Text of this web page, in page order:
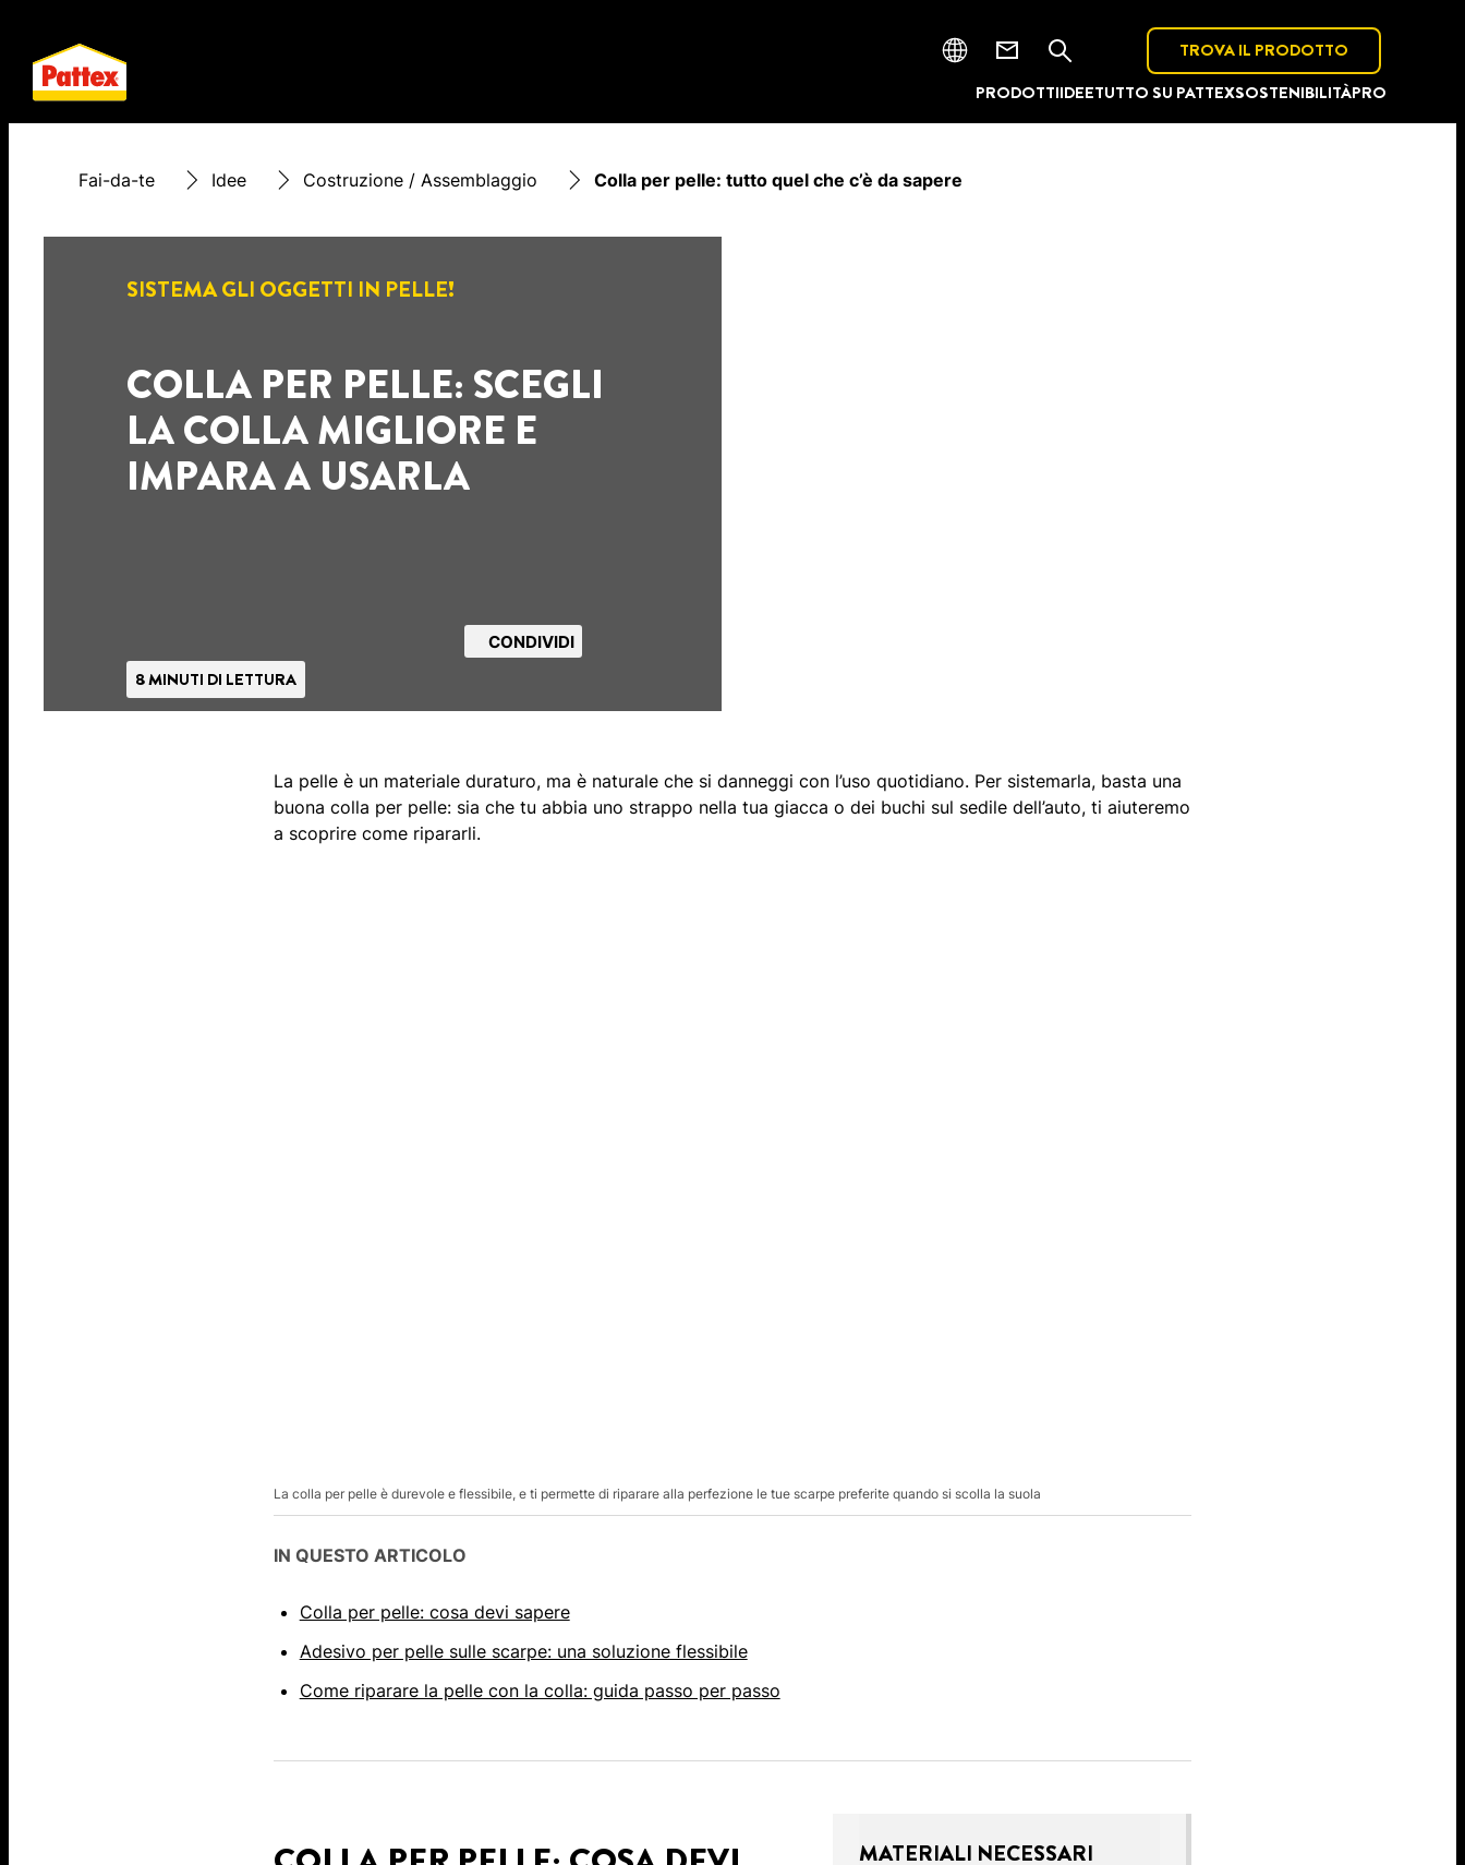
PRODOTTIIDEETUTTO SU PATTEXSOSTENIBILITÀPRO
TROVA IL PRODOTTO
Fai-da-te Idee Costruzione / Assemblaggio Colla per pelle: tutto quel che c’è da sapere
SISTEMA GLI OGGETTI IN PELLE!
COLLA PER PELLE: SCEGLI
LA COLLA MIGLIORE E
IMPARA A USARLA
8 MINUTI DI LETTURA
CONDIVIDI
La pelle è un materiale duraturo, ma è naturale che si danneggi con l’uso quotidiano. Per sistemarla, basta una
buona colla per pelle: sia che tu abbia uno strappo nella tua giacca o dei buchi sul sedile dell’auto, ti aiuteremo
a scoprire come ripararli.
La colla per pelle è durevole e flessibile, e ti permette di riparare alla perfezione le tue scarpe preferite quando si scolla la suola
IN QUESTO ARTICOLO
Colla per pelle: cosa devi sapere
Adesivo per pelle sulle scarpe: una soluzione flessibile
Come riparare la pelle con la colla: guida passo per passo
MATERIALI NECESSARI